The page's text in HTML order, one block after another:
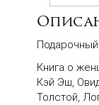
Книга о
Кэй Эш,
Толстой,